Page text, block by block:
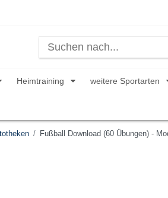
Heimtraining weitere Sportarten
Fußball Download (60 Übungen) -